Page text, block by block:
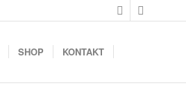
SHOP KONTAKT